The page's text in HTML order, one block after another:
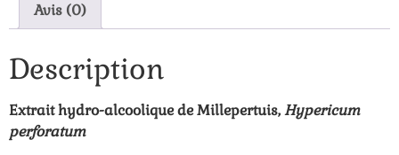
Avis (0)
Description
Extrait hydro-alcoolique de Millepertuis,Hypericum
perforatum